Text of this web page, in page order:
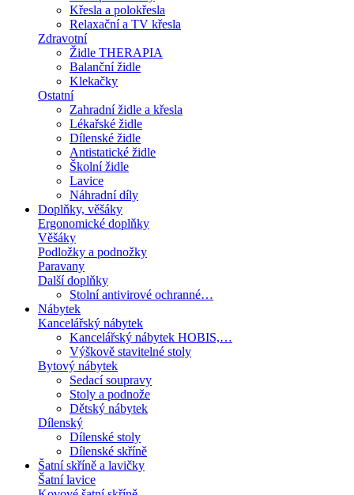
Křesla a polokřesla
Relaxační a TV křesla
Zdravotní
Židle THERAPIA
Balanční židle
Klekačky
Ostatní
Zahradní židle a křesla
Lékařské židle
Dílenské židle
Antistatické židle
Školní židle
Lavice
Náhradní díly
Doplňky, věšáky
Ergonomické doplňky
Věšáky
Podložky a podnožky
Paravany
Další doplňky
Stolní antivirové ochranné…
Nábytek
Kancelářský nábytek
Kancelářský nábytek HOBIS,…
Výškově stavitelné stoly
Bytový nábytek
Sedací soupravy
Stoly a podnože
Dětský nábytek
Dílenský
Dílenské stoly
Dílenské skříně
Šatní skříně a lavičky
Šatní lavice